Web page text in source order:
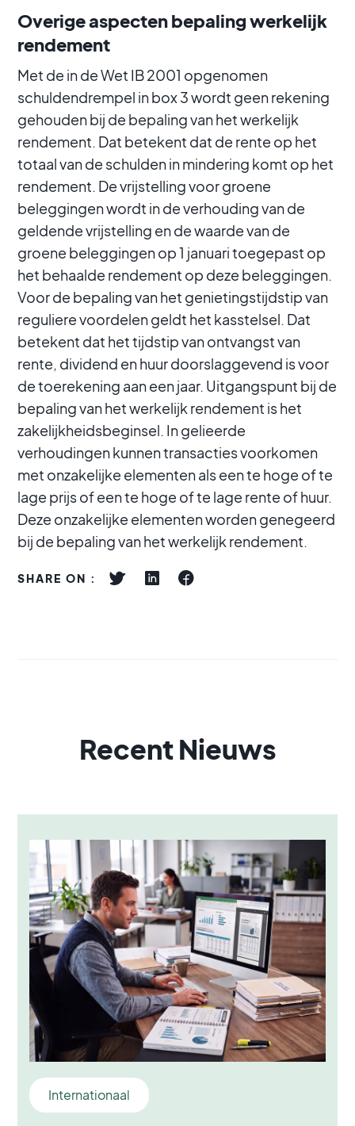
Overige aspecten bepaling werkelijk
rendement
Met de in de Wet IB 2001 opgenomen
schuldendrempel in box 3 wordt geen rekening
gehouden bij de bepaling van het werkelijk
rendement. Dat betekent dat de rente op het
totaal van de schulden in mindering komt op het
rendement. De vrijstelling voor groene
beleggingen wordt in de verhouding van de
geldende vrijstelling en de waarde van de
groene beleggingen op 1 januari toegepast op
het behaalde rendement op deze beleggingen.
Voor de bepaling van het genietingstijdstip van
reguliere voordelen geldt het kasstelsel. Dat
betekent dat het tijdstip van ontvangst van
rente, dividend en huur doorslaggevend is voor
de toerekening aan een jaar. Uitgangspunt bij de
bepaling van het werkelijk rendement is het
zakelijkheidsbeginsel. In gelieerde
verhoudingen kunnen transacties voorkomen
met onzakelijke elementen als een te hoge of te
lage prijs of een te hoge of te lage rente of huur.
Deze onzakelijke elementen worden genegeerd
bij de bepaling van het werkelijk rendement.
SHARE ON :
Recent Nieuws
Internationaal